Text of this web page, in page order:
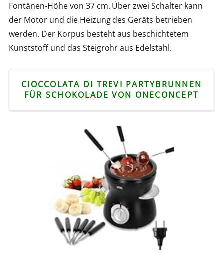
Fontänen-Höhe von 37 cm. Über zwei Schalter kann
der Motor und die Heizung des Geräts betrieben
werden. Der Korpus besteht aus beschichtetem
Kunststoff und das Steigrohr aus Edelstahl.
CIOCCOLATA DI TREVI PARTYBRUNNEN
FÜR SCHOKOLADE VON ONECONCEPT